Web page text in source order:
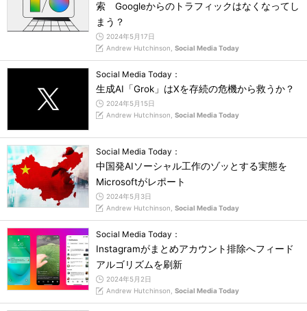
索 Googleからのトラフィックはなくなってし
まう？
2024年5月17日
Andrew Hutchinson, Social Media Today
Social Media Today：
生成AI「Grok」はXを存続の危機から救うか？
2024年5月15日
Andrew Hutchinson, Social Media Today
Social Media Today：
中国発AIソーシャル工作のゾッとする実態を
Microsoftがレポート
2024年5月3日
Andrew Hutchinson, Social Media Today
Social Media Today：
Instagramがまとめアカウント排除へフィード
アルゴリズムを刷新
2024年5月2日
Andrew Hutchinson, Social Media Today